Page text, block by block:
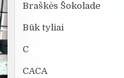
Braškės Šokolade
Būk tyliai
C
CACA